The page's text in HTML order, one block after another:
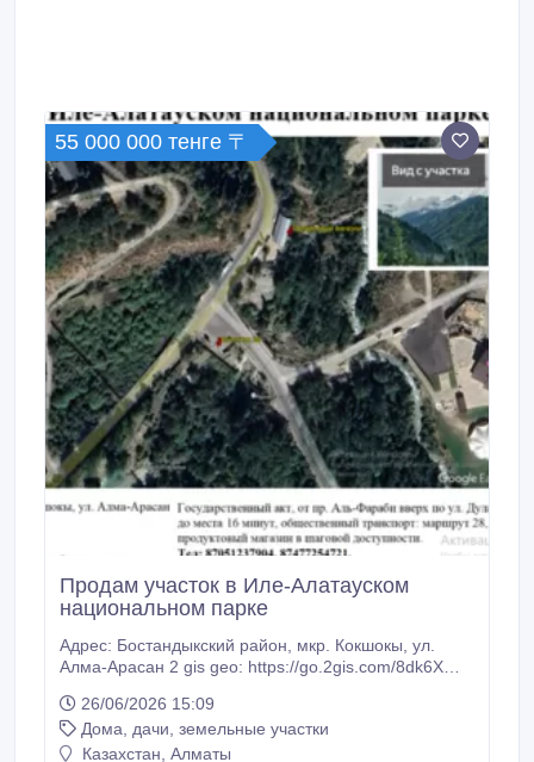
55 000 000 тенге 〒
Продам участок в Иле-Алатауском
национальном парке
Адрес: Бостандыкский район, мкр. Кокшокы, ул.
Алма-Арасан 2 gis geo: https://go.2gis.com/8dk6X
садоводство Коммуникации: электричество,
водоснабжение, газ Вид с участка: ущелье Алма-
Арасан, чистый воздух. Государственный акт, от пр.
26/06/2026 15:09
Дома, дачи, земельные участки
Казахстан, Алматы